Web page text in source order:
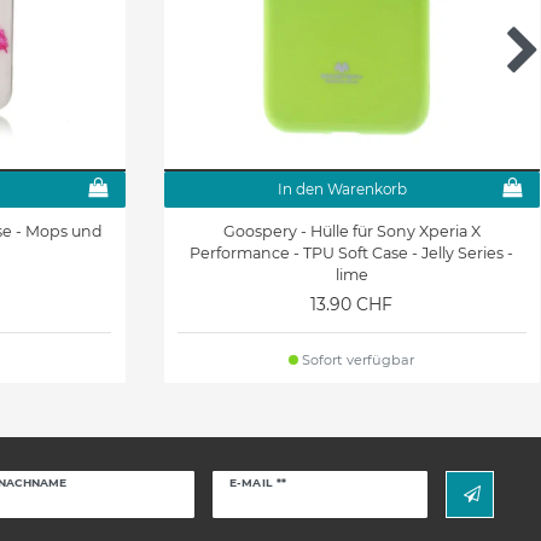
- Mops und
In den Warenkorb
Goospery - Hülle für Sony Xperia X
Performance - TPU Soft Case - Jelly Series -
lime
13.90 CHF
Sofort verfügbar
E-MAIL **
Newsletter